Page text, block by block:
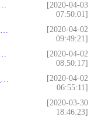
[2020-04-03
07:50:01]
[2020-04-02
09:49:21]
[2020-04-02
08:50:17]
[2020-04-02
06:55:11]
[2020-03-30
18:46:23]